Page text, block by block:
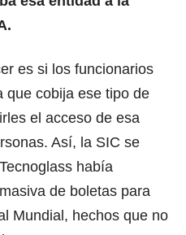
es si los funcionarios
que cobija ese tipo de
el acceso de esa
Así, la SIC se
había
de boletas para
Mundial, hechos que no